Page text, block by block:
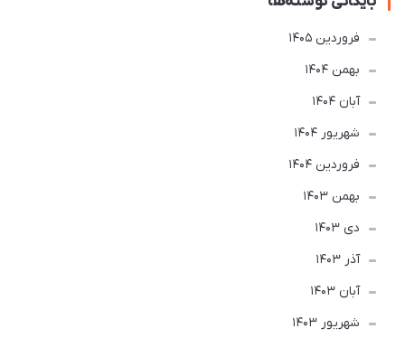
فروردین 1405
بهمن 1404
آبان 1404
شهریور 1404
فروردین 1404
بهمن 1403
دی 1403
آذر 1403
آبان 1403
شهریور 1403